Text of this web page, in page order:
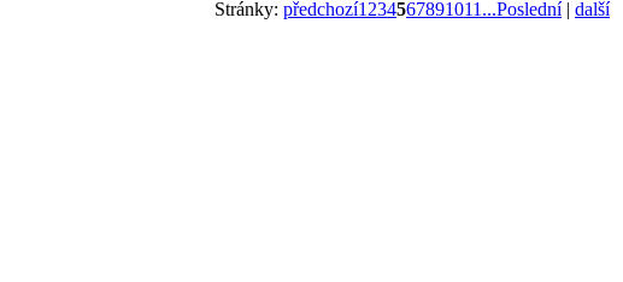
Stránky: předchozí1 234567891011 ...Poslední| další